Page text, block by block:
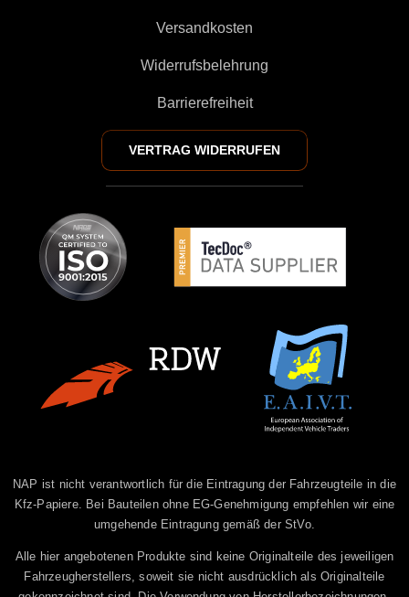
Versandkosten
Widerrufsbelehrung
Barrierefreiheit
VERTRAG WIDERRUFEN
NAP ist nicht verantwortlich für die Eintragung der Fahrzeugteile in die
Kfz-Papiere. Bei Bauteilen ohne EG-Genehmigung empfehlen wir eine
umgehende Eintragung gemäß der StVo.
Alle hier angebotenen Produkte sind keine Originalteile des jeweiligen
Fahrzeugherstellers, soweit sie nicht ausdrücklich als Originalteile